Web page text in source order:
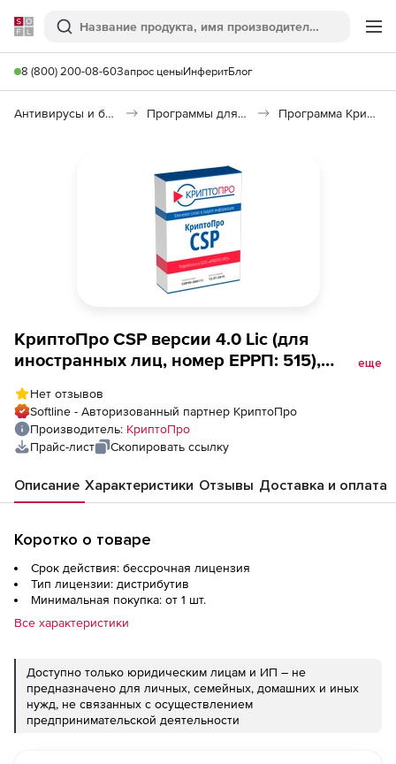
Softline
Поиск
8 (800) 200-08-60Запрос ценыИнферитБлог
Антивирусы и безопасность Программы для защиты информации Программа КриптоПро CSP
КриптоПро CSP версии 4.0 Lic (для
иностранных лиц, номер ЕРРП: 515),
4.0 (исполнения Lic) на CD. Формуляры
еще
Нет отзывов
Softline - Авторизованный партнер КриптоПро
Производитель: КриптоПро
Прайс-лист
Скопировать ссылку
Описание Характеристики Отзывы Доставка и оплата
Коротко о товаре
Срок действия: бессрочная лицензия
Тип лицензии: дистрибутив
Минимальная покупка: от 1 шт.
Все характеристики
Доступно только юридическим лицам и ИП – не
предназначено для личных, семейных, домашних и иных
нужд, не связанных с осуществлением
предпринимательской деятельности